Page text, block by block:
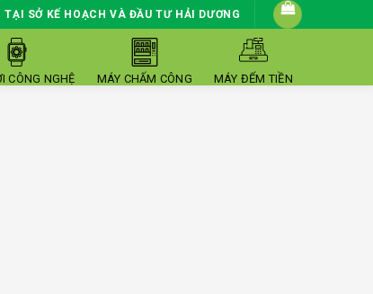
TẠI SỞ KẾ HOẠCH VÀ ĐẦU TƯ HẢI DƯƠNG
CÔNG NGHỆ MÁY CHẤM CÔNG MÁY ĐẾM TIỀN